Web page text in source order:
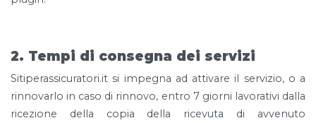
2. Tempi di consegna dei servizi
Sitiperassicuratori.it si impegna ad attivare il servizio, o a
rinnovarlo in caso di rinnovo, entro 7 giorni lavorativi dalla
ricezione della copia della ricevuta di avvenuto